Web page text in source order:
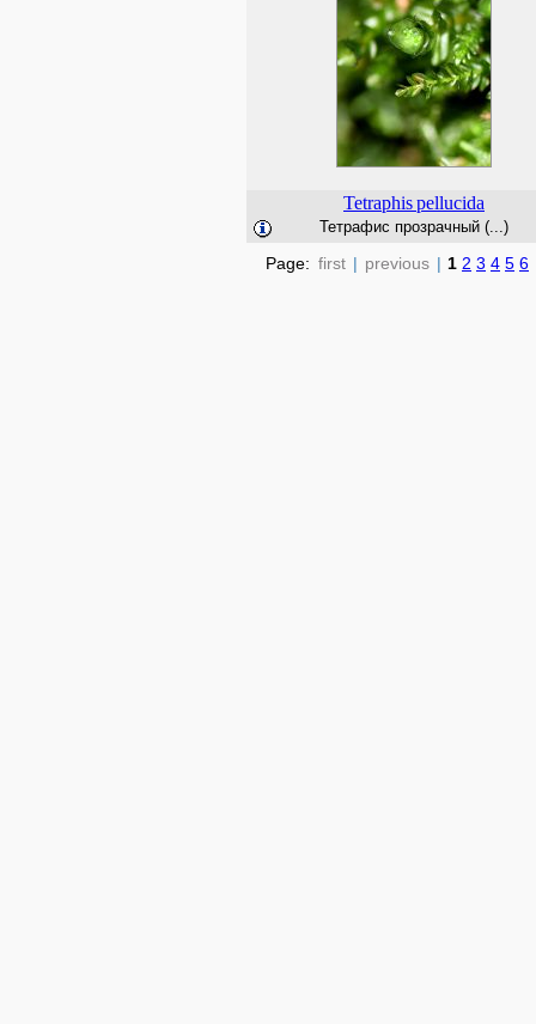
Tetraphispellucida
Тетрафис прозрачный (...)
Page: first | previous | 1 2 3 4 5 6